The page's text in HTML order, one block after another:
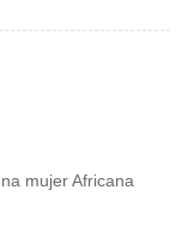
mujer Africana